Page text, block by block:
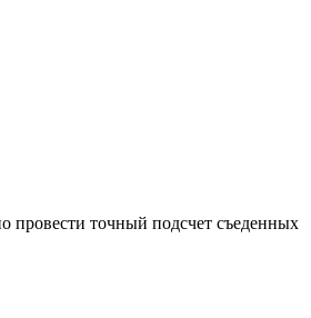
провести точный подсчет съеденных